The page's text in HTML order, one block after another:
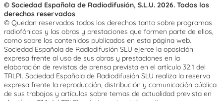
© Sociedad Española de Radiodifusión, S.L.U. 2026. Todos los
derechos reservados
© Quedan reservados todos los derechos tanto sobre programas
radiofónicos y las obras y prestaciones que formen parte de ellos,
como sobre los contenidos publicados en esta página web.
Sociedad Española de Radiodifusión SLU ejerce la oposición
expresa frente al uso de sus obras y prestaciones en la
elaboración de revistas de prensa prevista en el artículo 32.1 del
TRLPI. Sociedad Española de Radiodifusión SLU realiza la reserva
expresa frente la reproducción, distribución y comunicación pública
de sus trabajos y artículos sobre temas de actualidad prevista en